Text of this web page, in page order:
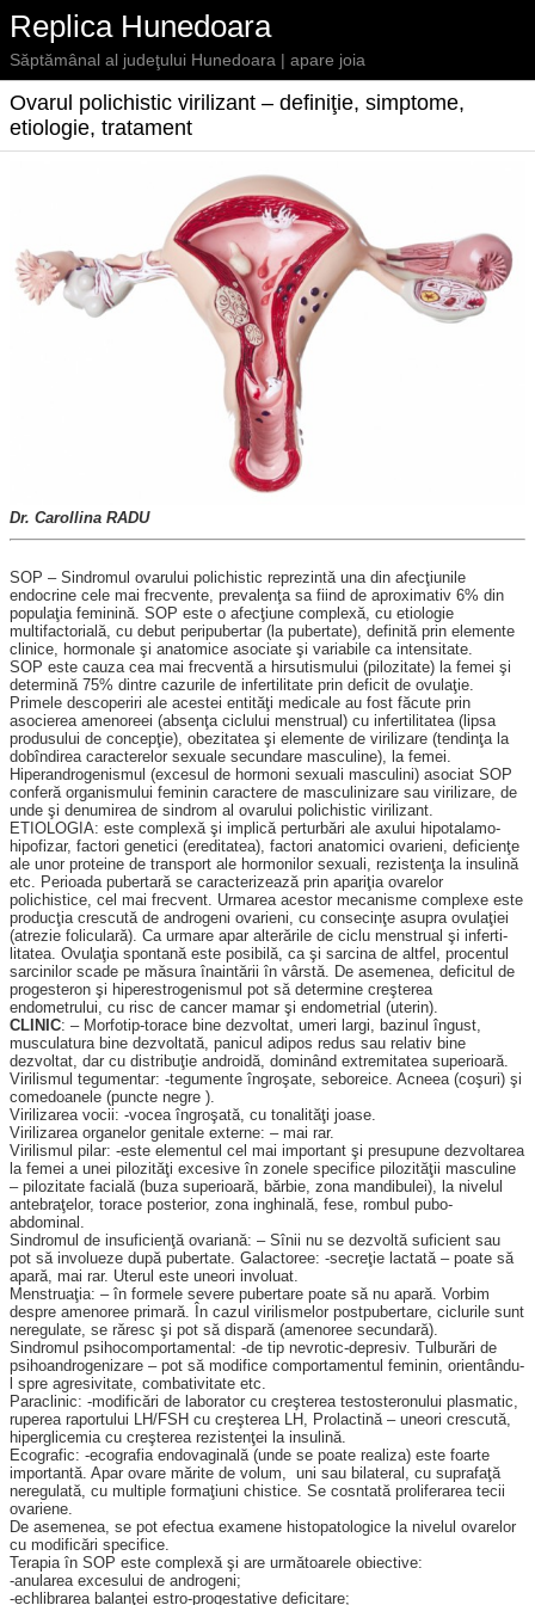
Replica Hunedoara
Săptămânal al judeţului Hunedoara | apare joia
Ovarul polichistic virilizant – definiţie, simptome,
etiologie, tratament
Dr. Carollina RADU
SOP – Sindromul ovarului po­­lichistic reprezintă una din afecţiunile
endocrine cele mai frecvente, prevalenţa sa fiind de aproximativ 6% din
po­pulaţia feminină. SOP este o afecţiune complexă, cu etio­logie
multifactorială, cu debut peripubertar (la puberta­te), de­fi­nită prin elemente
clini­ce, hormonale şi anatomice asociate şi variabile ca in­tensitate.
SOP este cauza cea mai frecventă a hirsutis­mu­lui (pilo­zitate) la femei şi
determină 75% dintre cazurile de infer­tilitate prin deficit de ovu­laţie.
Primele descoperiri ale acestei entităţi medicale au fost făcute prin
asocierea amenoreei (absenţa ciclului menstrual) cu infertili­tatea­ (lipsa
produsului de concep­ţie), obezitatea şi elemente de virilizare (tendinţa la
dobîn­direa caracterelor sexuale secundare masculine), la femei.
Hiperandrogenismul (excesul de hormoni sexuali masculini) asociat SOP
con­feră organismului feminin caractere de masculinizare sau virilizare, de
unde şi denu­mirea de sindrom al ovarului polichistic virilizant.
ETIOLOGIA: este com­ple­xă şi implică perturbări ale axului hipotalamo-
hipofi­zar, factori genetici (eredita­tea), factori anatomici ova­rieni, deficienţe
ale unor proteine de transport ale hormonilor se­xuali, rezistenţa la insuli­nă
etc. Perioada pubertară se caracterizează prin apariţia ovarelor
polichistice, cel mai frecvent. Urmarea acestor me­canisme complexe este
pro­ducţia crescută de androgeni ovarieni, cu consecinţe asupra ovulaţiei
(atrezie folicu­lară). Ca urmare apar alterările de ciclu menstrual şi inferti­
litatea. Ovulaţia spontană este posibilă, ca şi sarcina de altfel, procentul
sarcinilor sca­de pe măsura înaintării în vârstă. De asemenea, deficitul de
progesteron şi hiperestro­genismul pot să determine creşterea
endometrului, cu risc de cancer mamar şi en­dometrial (uterin).
CLINIC: – Morfotip-torace bine dez­voltat, umeri largi, bazinul în­gust,
musculatura bine dez­voltată, panicul adipos redus sau relativ bine
dezvoltat, dar cu distribuţie androidă, do­minând extre­mitatea su­perioară.
Virilismul tegumentar: -te­gu­mente îngroşate, sebo­reice. Acneea (coşuri) şi
comedoanele (puncte negre ).
Virilizarea vocii: -vocea în­groşată, cu tonalităţi joase.
Virilizarea organelor geni­tale externe: – mai rar.
Virilismul pilar: -este ele­mentul cel mai important şi presupune dezvoltarea
la femei a unei pilozităţi excesive în zonele specifice pilozităţii masculine
– pilozitate facială (buza superioară, bărbie, zona mandibulei), la nivelul
ante­braţelor, torace posterior, zona inghinală, fese, rombul pubo-
abdominal.
Sindromul de insuficienţă ovariană: – Sînii nu se dezvoltă suficient sau
pot să involueze după pubertate. Galactoree: -secreţie lactată – poate să
apară, mai rar. Uterul este uneori involuat.
Menstruaţia: – în formele severe pubertare poate să nu apară. Vorbim
despre ameno­ree primară. În cazul virilis­melor postpubertare, ciclurile sunt
neregulate, se răresc şi pot să dispară (amenoree secun­dară).
Sindromul psihocomporta­mental: -de tip nevrotic-de­presiv. Tulburări de
psihoan­drogenizare – pot să modifice comportamentul femi­nin, orien­tându-
l spre agresivitate, combativitate etc.
Paraclinic: -modificări de laborator cu creşterea testos­te­ronului plasmatic,
ruperea raportului LH/FSH cu creş­terea LH, Prolactină – uneori crescută,
hiperglicemia cu creşterea rezistenţei la insulină.
Ecografic: -ecografia endo­vaginală (unde se poate rea­liza) este foarte
impor­tan­tă. Apar ovare mărite de vo­lum, uni sau bilateral, cu suprafaţă
neregulată, cu multiple for­maţiuni chistice. Se cosntată proliferarea tecii
ovariene.
De asemenea, se pot efectua examene histo­patologice la nivelul ovarelor
cu modificări specifice.
Terapia în SOP este com­plexă şi are următoarele obiec­tive:
-anularea excesului de an­drogeni;
-echlibrarea balanţei estro-progestative deficitare;